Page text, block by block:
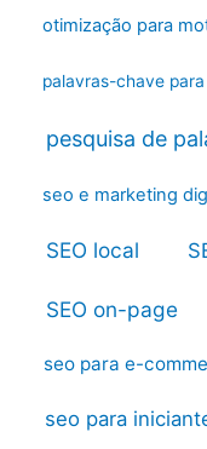
otimização para
palavras-chave para
pesquisa de
seo e marketing
SEO local
SEO on-page
seo para e-
seo para